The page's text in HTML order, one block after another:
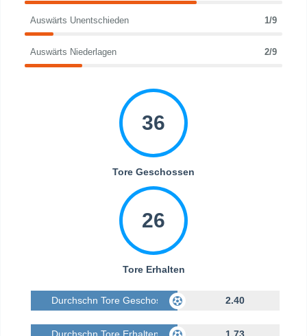
Auswärts Unentschieden 1/9
Auswärts Niederlagen 2/9
36
Tore Geschossen
26
Tore Erhalten
Durchschn Tore Geschossen 2.40